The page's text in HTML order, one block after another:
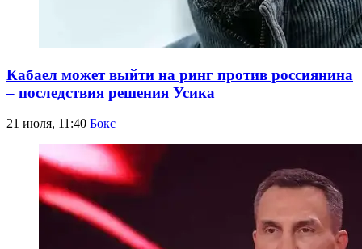
Кабаел может выйти на ринг против россиянина
– последствия решения Усика
21 июля, 11:40 Бокс